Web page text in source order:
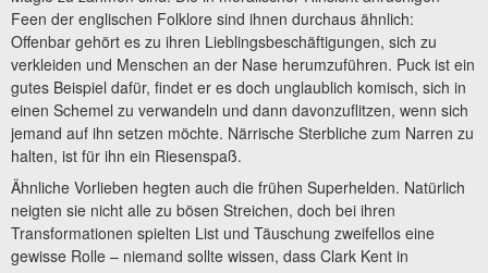
Feen der englischen Folklore sind ihnen durchaus ähnlich:
Offenbar gehört es zu ihren Lieblingsbeschäftigungen, sich zu
verkleiden und Menschen an der Nase herumzuführen. Puck ist ein
gutes Beispiel dafür, findet er es doch unglaublich komisch, sich in
einen Schemel zu verwandeln und dann davonzuflitzen, wenn sich
jemand auf ihn setzen möchte. Närrische Sterbliche zum Narren zu
halten, ist für ihn ein Riesenspaß.
Ähnliche Vorlieben hegten auch die frühen Superhelden. Natürlich
neigten sie nicht alle zu bösen Streichen, doch bei ihren
Transformationen spielten List und Täuschung zweifellos eine
gewisse Rolle – niemand sollte wissen, dass Clark Kent in